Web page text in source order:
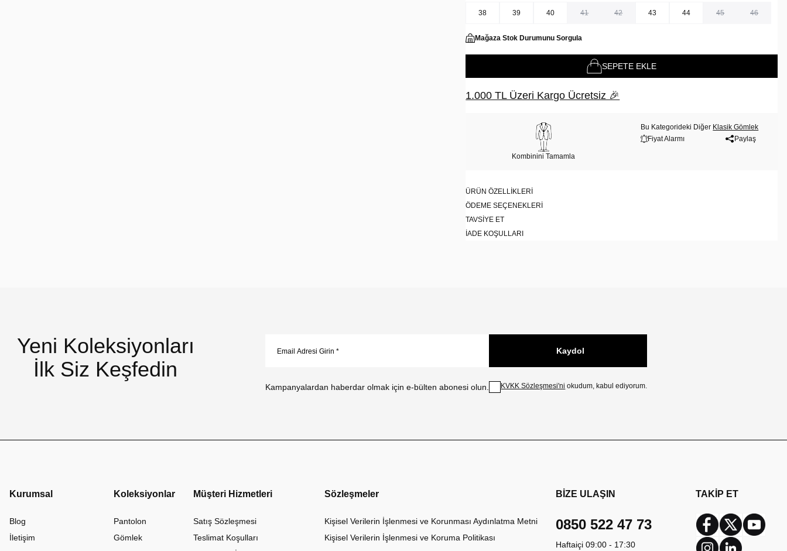
38 39 40 41 42 43 44 45 46
Mağaza Stok Durumunu Sorgula
SEPETE EKLE
1.000 TL Üzeri Kargo Ücretsiz 🎉
Kombinini Tamamla
Bu Kategorideki Diğer Klasik Gömlek
Fiyat Alarmı
Paylaş
ÜRÜN ÖZELLIKLERI
ÖDEME SEÇENEKLERI
TAVSIYE ET
İADE KOŞULLARI
Yeni Koleksiyonları
İlk Siz Keşfedin
Kampanyalardan haberdar olmak için e-bülten abonesi olun.
Kaydol
KVKK Sözleşmesi'ni okudum, kabul ediyorum.
Kurumsal
Blog
İletişim
Koleksiyonlar
Pantolon
Gömlek
Müşteri Hizmetleri
Satış Sözleşmesi
Teslimat Koşulları
Sözleşmeler
Kişisel Verilerin İşlenmesi ve Korunması Aydınlatma Metni
Kişisel Verilerin İşlenmesi ve Koruma Politikası
BİZE ULAŞIN
0850 522 47 73
Haftaiçi 09:00 - 17:30
TAKİP ET
Facebook
Twitter